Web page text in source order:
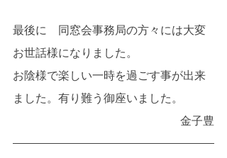
最後に　同窓会事務局の方々には大変
お世話様になりました。
お陰様で楽しい一時を過ごす事が出来
ました。有り難う御座いました。
金子豊